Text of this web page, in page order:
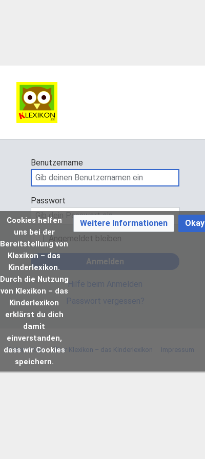
Benutzername
Passwort
Angemeldet bleiben
Anmelden
Hilfe beim Anmelden
Passwort vergessen?
Datenschutz Über Klexikon – das Kinderlexikon Impressum
Cookies helfen
uns bei der
Bereitstellung von
Klexikon – das
Kinderlexikon.
Durch die Nutzung
von Klexikon – das
Kinderlexikon
erklärst du dich
damit
einverstanden,
dass wir Cookies
speichern.
Weitere Informationen Okay